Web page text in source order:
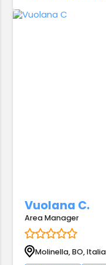
Vuolana C.
Area Manager
Molinella, BO, Italia